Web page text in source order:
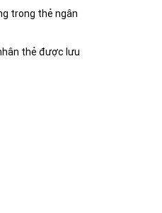
trong thẻ ngân
thẻ được lưu